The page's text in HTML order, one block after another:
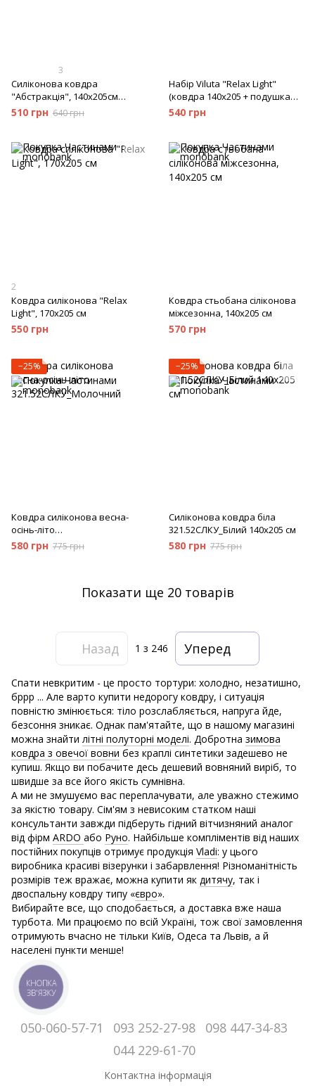
3
Силіконова ковдра
"Абстракція", 140х205см
321.53Абстракція
510 грн 640 грн
Набір Viluta "Relax Light"
(ковдра 140х205 + подушка
50х70)
540 грн
2
Ковдра силіконова "Relax
Light", 170х205 см
550 грн
Ковдра стьобана сіліконова
міжсезонна, 140х205 см
570 грн
−25%
Ковдра силіконова весна-
осінь-літо
321.52СЛКУ_Молочний
580 грн 775 грн
−25%
Силіконова ковдра біла
321.52СЛКУ_Білий 140х205 см
580 грн 775 грн
Показати ще 20 товарів
Назад 1 з 246 Уперед
Спати невкритим - це просто тортури: холодно, незатишно,
бррр ... Але варто купити недорогу ковдру, і ситуація
повністю змінюється: тіло розслабляється, напруга йде,
безсоння зникає. Однак пам'ятайте, що в нашому магазині
можна знайти літні полуторні моделі. Добротна зимова
ковдра з овечої вовни без краплі синтетики задешево не
купиш. Якщо ви побачите десь дешевий вовняний виріб, то
швидше за все його якість сумнівна.
А ми не змушуємо вас переплачувати, але уважно стежимо
за якістю товару. Сім'ям з невисоким статком наші
консультанти завжди підберуть гідний вітчизняний аналог
від фірм ARDO або Руно. Найбільше компліментів від наших
постійних покупців отримує продукція Vladi: у цього
виробника красиві візерунки і забарвлення! Різноманітність
розмірів теж вражає, можна купити як дитячу, так і
двоспальну ковдру типу «євро».
Вибирайте все, що сподобається, а доставка вже наша
турбота. Ми працюємо по всій Україні, тож свої замовлення
отримують вчасно не тільки Київ, Одеса та Львів, а й
населені пункти менше!
050-060-57-71 093 252-27-98
098 447-34-83
044 229-61-70
Контактна інформація
КНОПКА
ЗВ'ЯЗКУ